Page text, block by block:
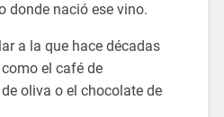
donde nació ese vino.
a la que hace décadas
el café de
oliva o el chocolate de